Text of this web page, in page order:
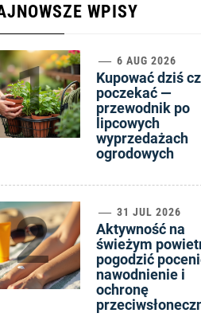
WPISY
1 6 AUG 2026
Kupować dziś
poczekać —
przewodnik po
lipcowych
wyprzedażach
ogrodowych
2 31 JUL 2026
Aktywność na
świeżym
pogodzić
nawodnienie i
ochronę